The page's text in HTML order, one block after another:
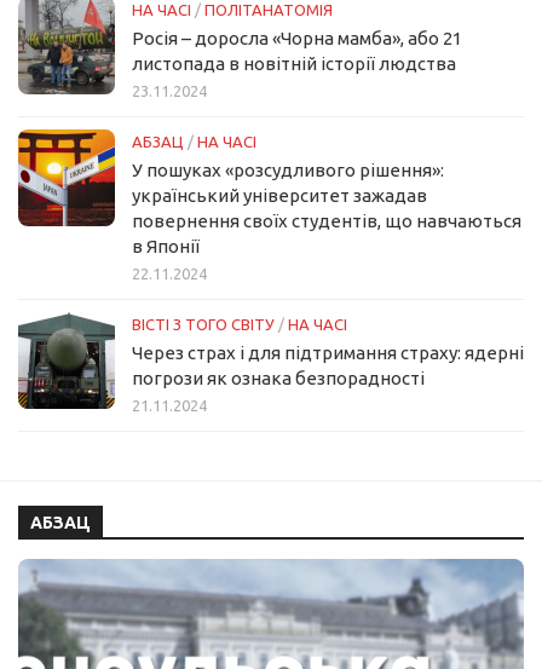
НА ЧАСІ / ПОЛІТАНАТОМІЯ
Росія – доросла «Чорна мамба», або 21
листопада в новітній історії людства
23.11.2024
АБЗАЦ / НА ЧАСІ
У пошуках «розсудливого рішення»:
український університет зажадав
повернення своїх студентів, що навчаються
в Японії
22.11.2024
ВІСТІ З ТОГО СВІТУ / НА ЧАСІ
Через страх і для підтримання страху: ядерні
погрози як ознака безпорадності
21.11.2024
АБЗАЦ